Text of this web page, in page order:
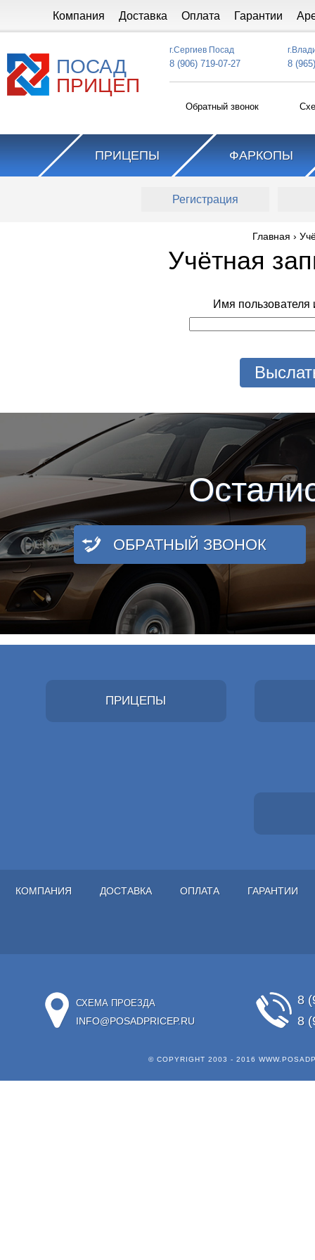
Компания Доставка Оплата Гарантии
ПОСАД
ПРИЦЕП
г.Сергиев Посад
8 (906) 719-07-27 8
Обратный звонок
ПРИЦЕПЫ ФАРКОПЫ
Регистрация
Главная ›
Учётная
Имя пользователя
ОБРАТНЫЙ ЗВОНОК
ПРИЦЕПЫ
КОМПАНИЯ ДОСТАВКА ОПЛАТА ГАРАНТИИ
СХЕМА ПРОЕЗДА
INFO@POSADPRICEP.RU
8
8
© COPYRIGHT 2003 - 2016